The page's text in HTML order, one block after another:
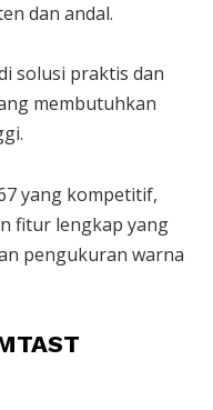
dan andal.
solusi praktis dan
membutuhkan
yang kompetitif,
fitur lengkap yang
pengukuran warna